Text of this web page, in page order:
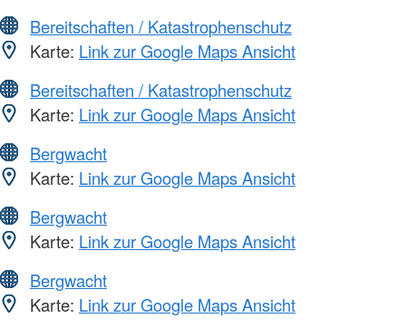
Bereitschaften / Katastrophenschutz
Karte: Link zur Google Maps Ansicht
Bereitschaften / Katastrophenschutz
Karte: Link zur Google Maps Ansicht
Bergwacht
Karte: Link zur Google Maps Ansicht
Bergwacht
Karte: Link zur Google Maps Ansicht
Bergwacht
Karte: Link zur Google Maps Ansicht